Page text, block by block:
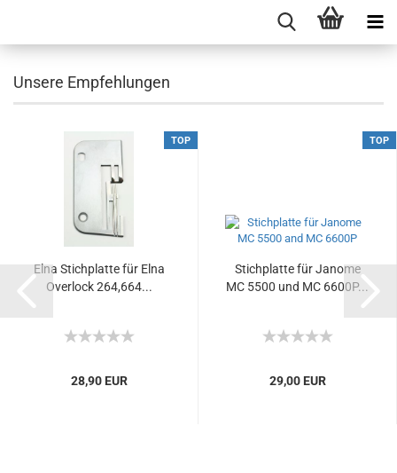
Unsere Empfehlungen
TOP
Elna Stichplatte für Elna
Overlock 264,664...
28,90 EUR
TOP
Stichplatte für Janome
MC 5500 und MC 6600P...
29,00 EUR